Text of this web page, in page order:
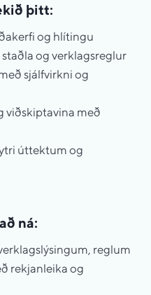
þitt:
og hlítingu
og verklagsreglur
sjálfvirkni og
viðskiptavina með
úttektum og
ná:
reglum
rekjanleika og